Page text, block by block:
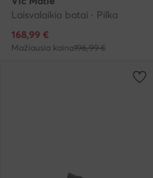
Laisvalaikio batai · Pilka
Dabartinė kaina
168,99 €
Mažiausia kaina196,99 €